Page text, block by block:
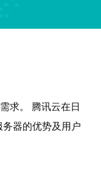
求。 腾讯云在日
器的优势及用户